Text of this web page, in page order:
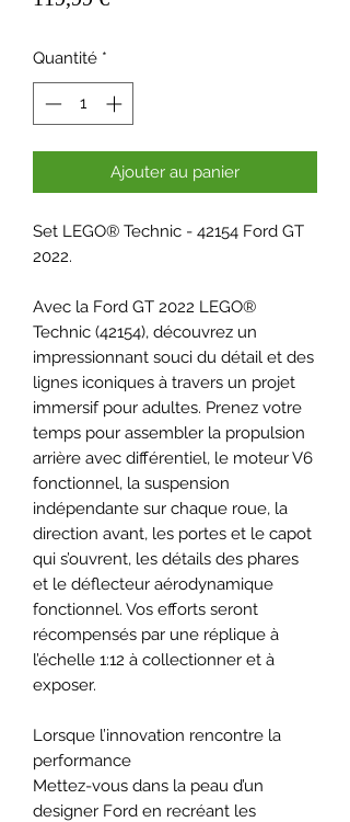
Quantité *
Ajouter au panier
Set LEGO® Technic - 42154 Ford GT
2022.
Avec la Ford GT 2022 LEGO®
Technic (42154), découvrez un
impressionnant souci du détail et des
lignes iconiques à travers un projet
immersif pour adultes. Prenez votre
temps pour assembler la propulsion
arrière avec différentiel, le moteur V6
fonctionnel, la suspension
indépendante sur chaque roue, la
direction avant, les portes et le capot
qui s’ouvrent, les détails des phares
et le déflecteur aérodynamique
fonctionnel. Vos efforts seront
récompensés par une réplique à
l’échelle 1:12 à collectionner et à
exposer.
Lorsque l’innovation rencontre la
performance
Mettez-vous dans la peau d’un
designer Ford en recréant les